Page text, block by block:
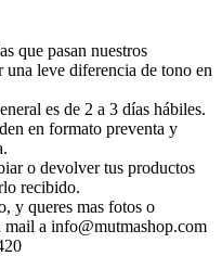
que pasan nuestros
una leve diferencia de tono en
es de 2 a 3 días hábiles.
en formato preventa y
o devolver tus productos
recibido.
y queres mas fotos o
mail a info@mutmashop.com